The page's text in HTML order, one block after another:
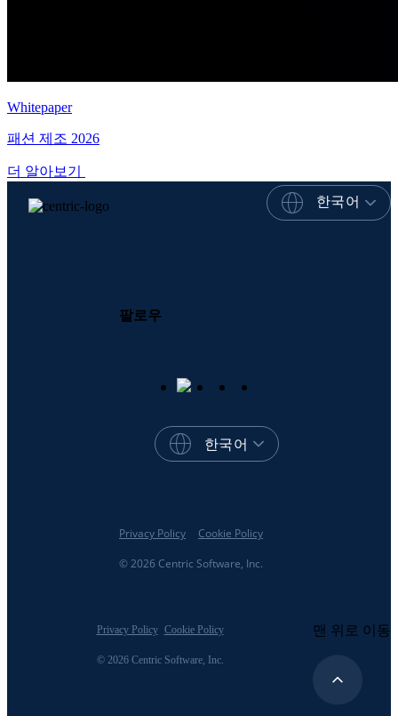
Whitepaper
패션 제조 2026
더 알아보기
한국어
팔로우
한국어
© 2026 Centric Software, Inc.
Privacy Policy Cookie Policy
© 2026 Centric Software, Inc.
Privacy Policy Cookie Policy 맨 위로 이동